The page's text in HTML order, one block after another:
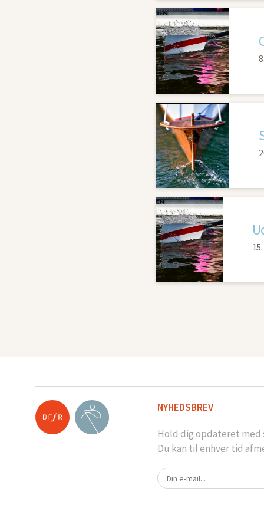
NYHEDSBREV
Hold dig opdateret med
Du kan til enhver tid